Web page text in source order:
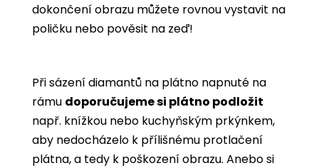
dokončení obrazu můžete rovnou vystavit na
poličku nebo pověsit na zeď!
Při sázení diamantů na plátno napnuté na
rámu doporučujeme si plátno podložit
např. knížkou nebo kuchyňským prkýnkem,
aby nedocházelo k přílišnému protlačení
plátna, a tedy k poškození obrazu. Anebo si